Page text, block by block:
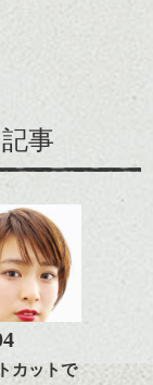
でコンパ
のショー
したが、
ボリュー
立つと春
じだと思
フロント部
ミーに見
ッシュな
ラックス
り、ニッ
なショー
はパーマ
柔らかく
メージに
んか？
マは抵抗
と思いま
ンや耳下
事
カットで